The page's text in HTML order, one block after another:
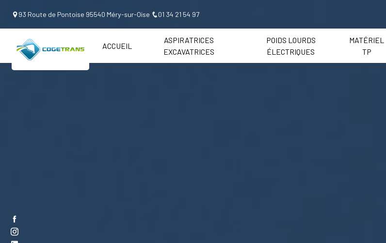
93 Route de Pontoise 95540 Méry-sur-Oise 01 34 21 54 97
ACCUEIL
ASPIRATRICES
EXCAVATRICES
POIDS LOURDS
ÉLECTRIQUES
MATÉRIEL
TP